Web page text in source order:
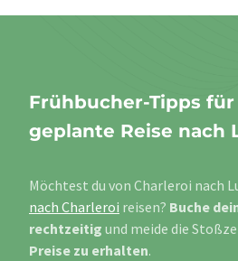
Frühbucher-Tipps
geplante Reise nach
Möchtest du von Charleroi nach
nach Charleroi reisen? Buche
rechtzeitig und meide die
Preise zu erhalten.